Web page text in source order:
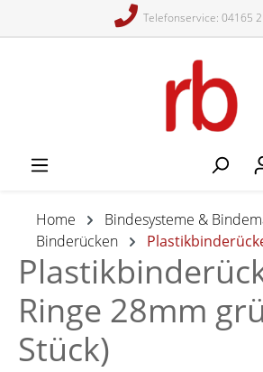
Telefonservice: 04165
Home
Bindesysteme &
Binderücken
Ringe 28mm
Stück)